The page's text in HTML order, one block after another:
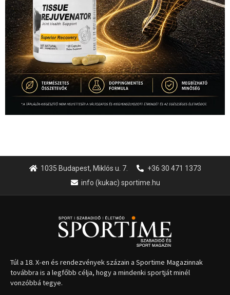
1035 Budapest, Miklós u. 7.
+36 30 471 1373
info (kukac) sportime.hu
Túl a 18. X-en és rendezvények százain a Sportime Magazinnak
továbbra is a legfőbb célja, hogy a mindenki sportját minél
vonzóbbá tegye.